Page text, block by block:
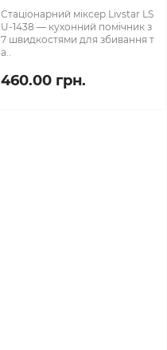
Стаціонарний міксер Livstar LS
U-1438 — кухонний помічник з
7 швидкостями для збивання т
а..
460.00 грн.